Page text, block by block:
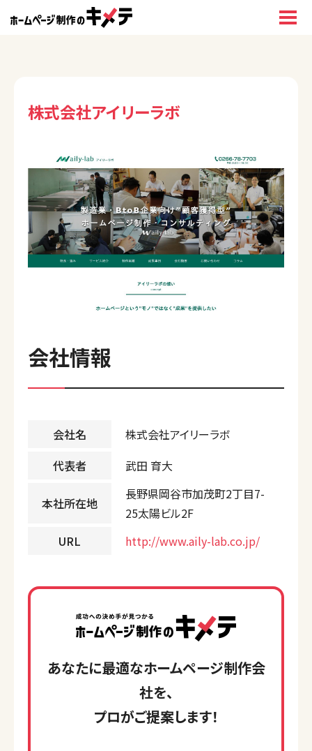
株式会社アイリーラボ
会社情報
会社名
株式会社アイリーラボ
代表者
武田 育大
本社所在地
長野県岡谷市加茂町2丁目7-
25太陽ビル2F
URL
http://www.aily-lab.co.jp/
あなたに最適なホームページ制作会
社を、
プロがご提案します！